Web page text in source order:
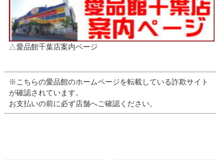
△愛品館千葉店案内ページ
※こちらの愛品館のホームページを転載している詐欺サイト
が確認されています。
お支払いの前に必ず店舗へご確認ください。